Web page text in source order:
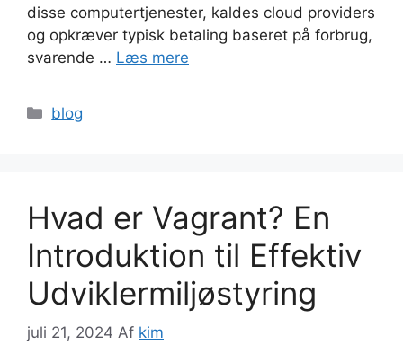
disse computertjenester, kaldes cloud providers
og opkræver typisk betaling baseret på forbrug,
svarende … Læs mere
Kategorier
blog
Hvad er Vagrant? En
Introduktion til Effektiv
Udviklermiljøstyring
juli 21, 2024 Af kim